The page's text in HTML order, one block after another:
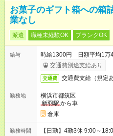
お菓子のギフト箱への箱
業なし
派遣 職種未経験OK ブランクOK
給与
時給1300円 日額平均1万
交通費別途支給あり
交通費 交通費支給（規定あ
勤務地
横浜市都筑区
新羽駅から車
倉庫
勤務時間 【日勤】4勤3休 9:00～